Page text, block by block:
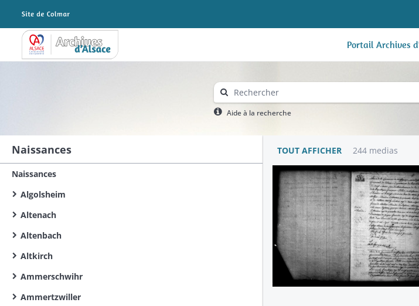
Archives Alsace - Colmar Portail Archives
Aide à la recherche
Naissances
Naissances
Algolsheim
Altenach
Altenbach
Altkirch
Ammerschwihr
Ammertzwiller
TOUT AFFICHER 244 medias